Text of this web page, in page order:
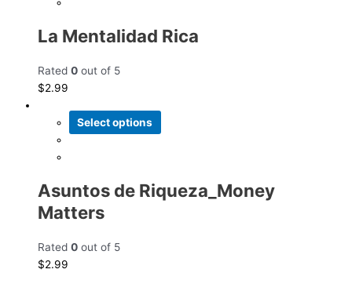
La Mentalidad Rica
Rated 0 out of 5
$2.99
Select options
Asuntos de Riqueza_Money
Matters
Rated 0 out of 5
$2.99